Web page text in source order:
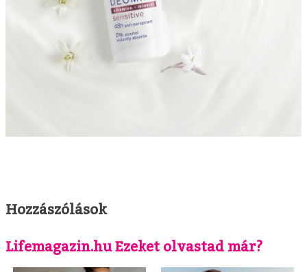
Hozzászólások
Lifemagazin.hu Ezeket olvastad már?